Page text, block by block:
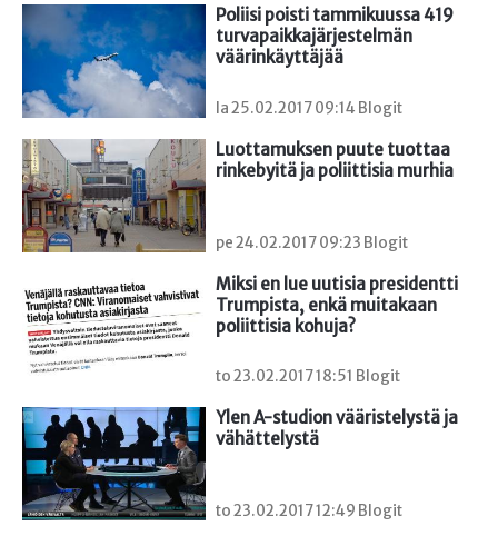
Poliisi poisti tammikuussa 419
turvapaikkajärjestelmän
väärinkäyttäjää
la 25.02.2017 09:14 Blogit
Luottamuksen puute tuottaa
rinkebyitä ja poliittisia murhia
pe 24.02.2017 09:23 Blogit
Miksi en lue uutisia presidentti
Trumpista, enkä muitakaan
poliittisia kohuja?
to 23.02.2017 18:51 Blogit
Ylen A-studion vääristelystä ja
vähättelystä
to 23.02.2017 12:49 Blogit